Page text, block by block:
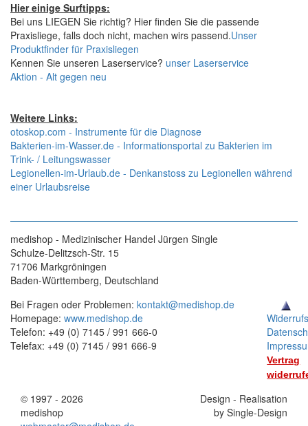
Hier einige Surftipps:
Bei uns LIEGEN Sie richtig? Hier finden Sie die passende
Praxisliege, falls doch nicht, machen wirs passend.Unser
Produktfinder für Praxisliegen
Kennen Sie unseren Laserservice? unser Laserservice
Aktion - Alt gegen neu
Weitere Links:
otoskop.com - Instrumente für die Diagnose
Bakterien-im-Wasser.de - Informationsportal zu Bakterien im
Trink- / Leitungswasser
Legionellen-im-Urlaub.de - Denkanstoss zu Legionellen während
einer Urlaubsreise
medishop - Medizinischer Handel Jürgen Single
Schulze-Delitzsch-Str. 15
71706 Markgröningen
Baden-Württemberg, Deutschland
Bei Fragen oder Problemen: kontakt@medishop.de
Homepage: www.medishop.de
Telefon: +49 (0) 7145 / 991 666-0
Telefax: +49 (0) 7145 / 991 666-9
Vertrag
© 1997 - 2026
medishop
Design - Realisation
by Single-Design